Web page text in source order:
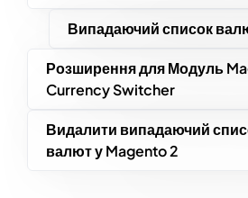
Випадаючий список
Розширення для Модуль
Currency Switcher
Видалити випадаючий
валют у Magento 2